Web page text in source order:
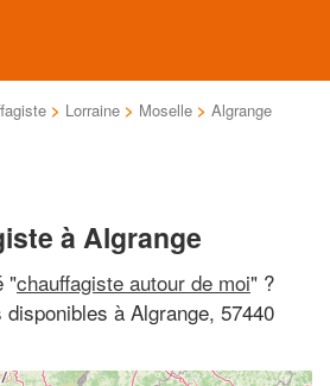
> Lorraine > Moselle > Algrange
à Algrange
"chauffagiste autour de moi" ?
à Algrange, 57440